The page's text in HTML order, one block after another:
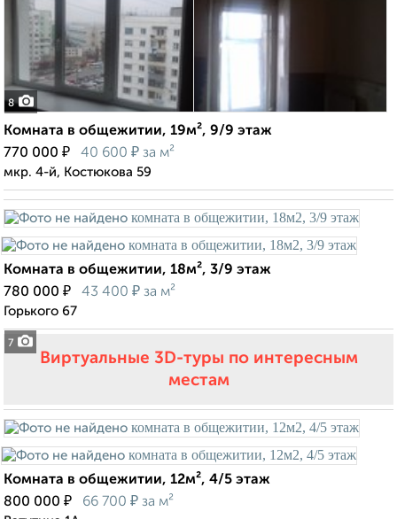
8
Комната в общежитии, 19м², 9/9 этаж
770 000 ₽ 40 600 ₽ за м²
мкр. 4-й, Костюкова 59
7
Комната в общежитии, 18м², 3/9 этаж
780 000 ₽ 43 400 ₽ за м²
Горького 67
Виртуальные 3D-туры по интересным
местам
Комната в общежитии, 12м², 4/5 этаж
800 000 ₽ 66 700 ₽ за м²